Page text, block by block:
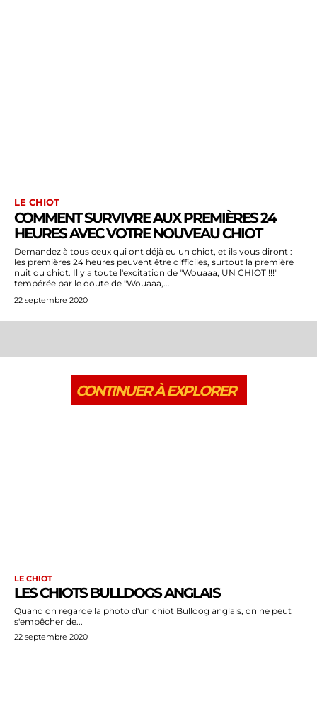
LE CHIOT
COMMENT SURVIVRE AUX PREMIÈRES 24
HEURES AVEC VOTRE NOUVEAU CHIOT
Demandez à tous ceux qui ont déjà eu un chiot, et ils vous diront :
les premières 24 heures peuvent être difficiles, surtout la première
nuit du chiot. Il y a toute l'excitation de "Wouaaa, UN CHIOT !!!"
tempérée par le doute de "Wouaaa,...
22 septembre 2020
CONTINUER À EXPLORER
LE CHIOT
LES CHIOTS BULLDOGS ANGLAIS
Quand on regarde la photo d'un chiot Bulldog anglais, on ne peut
s'empêcher de...
22 septembre 2020